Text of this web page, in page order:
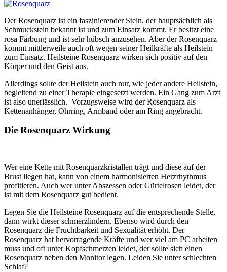
Der Rosenquarz ist ein faszinierender Stein, der hauptsächlich als
Schmuckstein bekannt ist und zum Einsatz kommt. Er besitzt eine
rosa Färbung und ist sehr hübsch anzusehen. Aber der Rosenquarz
kommt mittlerweile auch oft wegen seiner Heilkräfte als Heilstein
zum Einsatz. Heilsteine Rosenquarz wirken sich positiv auf den
Körper und den Geist aus.
Allerdings sollte der Heilstein auch nur, wie jeder andere Heilstein,
begleitend zu einer Therapie eingesetzt werden. Ein Gang zum Arzt
ist also unerlässlich. Vorzugsweise wird der Rosenquarz als
Kettenanhänger, Ohrring, Armband oder am Ring angebracht.
Die Rosenquarz Wirkung
Wer eine Kette mit Rosenquarzkristallen trägt und diese auf der
Brust liegen hat, kann von einem harmonisierten Herzrhythmus
profitieren. Auch wer unter Abszessen oder Gürtelrosen leidet, der
ist mit dem Rosenquarz gut bedient.
Legen Sie die Heilsteine Rosenquarz auf die entsprechende Stelle,
dann wirkt dieser schmerzlindern. Ebenso wird durch den
Rosenquarz die Fruchtbarkeit und Sexualität erhöht. Der
Rosenquarz hat hervorragende Kräfte und wer viel am PC arbeiten
muss und oft unter Kopfschmerzen leidet, der sollte sich einen
Rosenquarz neben den Monitor legen. Leiden Sie unter schlechten
Schlaf?